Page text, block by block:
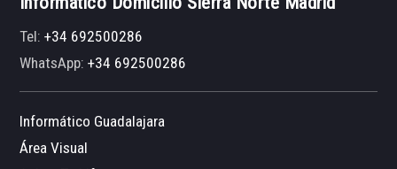
Tel:+34 692500286
WhatsApp:+34 692500286
Informático Guadalajara
Área Visual